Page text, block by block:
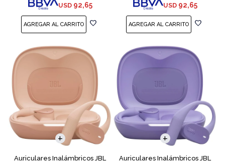
USD 92,65 USD 92,65
Auriculares Inalámbricos JBL
Auriculares Inalámbricos JBL